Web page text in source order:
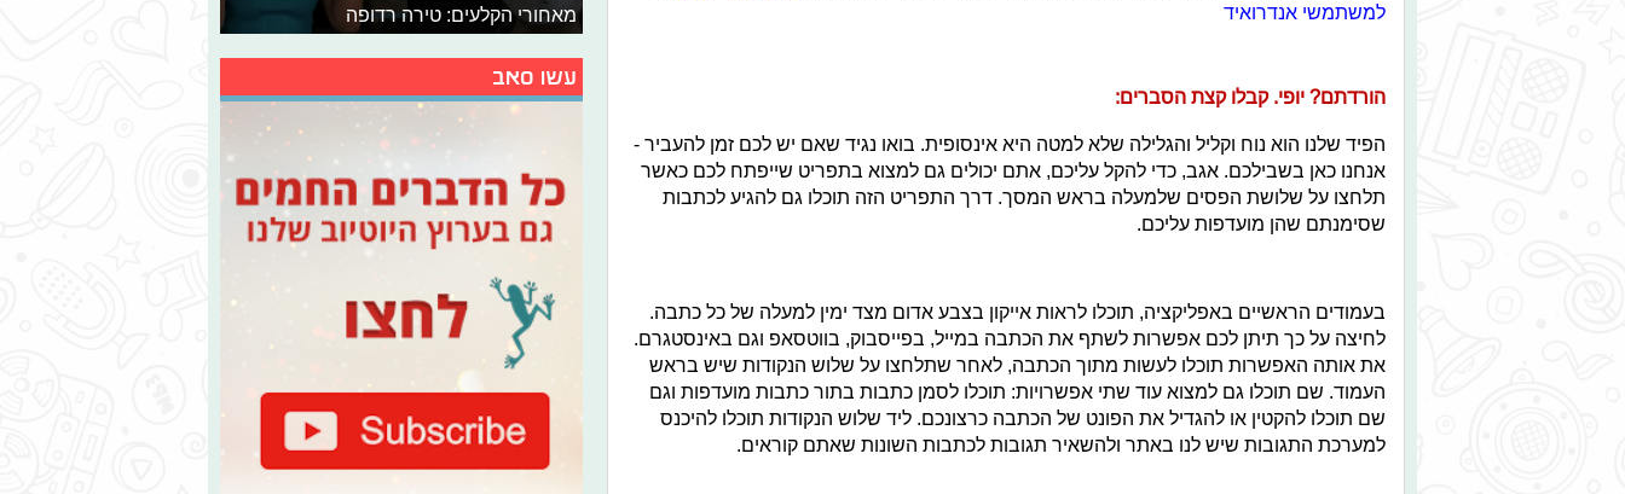
למשתמשי אנדרואיד
הורדתם? יופי. קבלו קצת הסברים:
הפיד שלנו הוא נוח וקליל והגלילה שלא למטה היא אינסופית. בואו נגיד שאם יש לכם זמן להעביר -
אנחנו כאן בשבילכם. אגב, כדי להקל עליכם, אתם יכולים גם למצוא בתפריט שייפתח לכם כאשר
תלחצו על שלושת הפסים שלמעלה בראש המסך. דרך התפריט הזה תוכלו גם להגיע לכתבות
שסימנתם שהן מועדפות עליכם.
בעמודים הראשיים באפליקציה, תוכלו לראות אייקון בצבע אדום מצד ימין למעלה של כל כתבה.
לחיצה על כך תיתן לכם אפשרות לשתף את הכתבה במייל, בפייסבוק, בווטסאפ וגם באינסטגרם.
את אותה האפשרות תוכלו לעשות מתוך הכתבה, לאחר שתלחצו על שלוש הנקודות שיש בראש
העמוד. שם תוכלו גם למצוא עוד שתי אפשרויות: תוכלו לסמן כתבות בתור כתבות מועדפות וגם
שם תוכלו להקטין או להגדיל את הפונט של הכתבה כרצונכם. ליד שלוש הנקודות תוכלו להיכנס
למערכת התגובות שיש לנו באתר ולהשאיר תגובות לכתבות השונות שאתם קוראים.
מאחורי הקלעים: טירה רדופה
עשו סאב